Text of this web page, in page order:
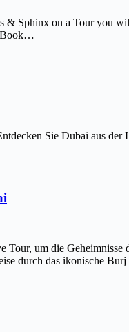
Sphinx on a Tour you
Book…
Sie Dubai aus der
um die
durch das ikonische